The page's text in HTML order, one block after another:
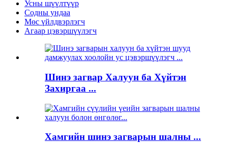
Усны шүүлтүүр
Содны ундаа
Мөс үйлдвэрлэгч
Агаар цэвэршүүлэгч
Шинэ загвар Халуун ба Хүйтэн
Захиргаа ...
Хамгийн шинэ загварын шалны ...